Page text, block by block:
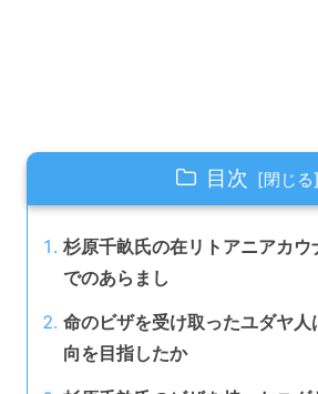
目次
杉原千畝氏の在リトアニアカウ
でのあらまし
命のビザを受け取ったユダヤ人
向を目指したか